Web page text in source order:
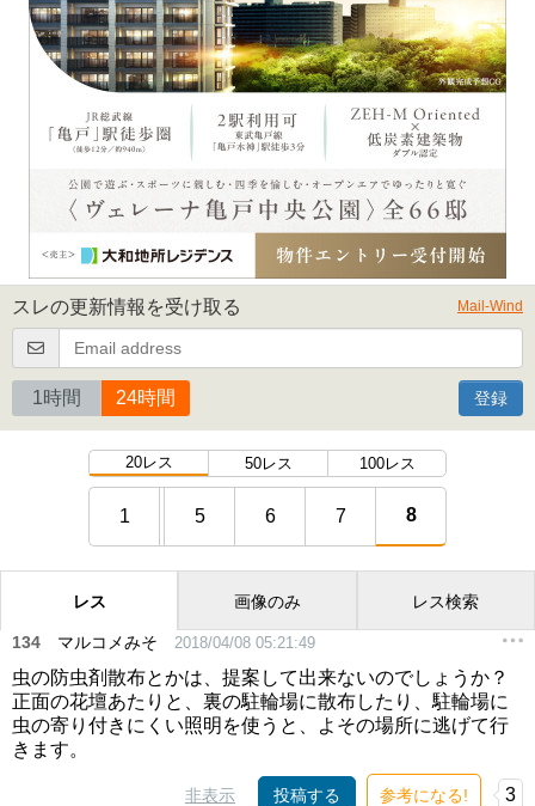
スレの更新情報を受け取る Mail-Wind
1時間 24時間 登録
20レス 50レス 100レス
1 5 6 7 8
レス 画像のみ レス検索
134 マルコメみそ 2018/04/08 05:21:49
虫の防虫剤散布とかは、提案して出来ないのでしょうか？
正面の花壇あたりと、裏の駐輪場に散布したり、駐輪場に
虫の寄り付きにくい照明を使うと、よその場所に逃げて行
きます。
非表示 投稿する 参考になる! 3